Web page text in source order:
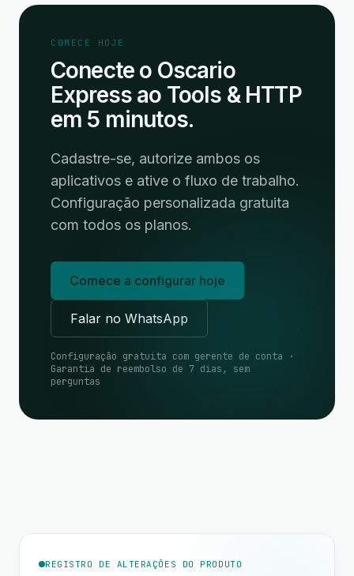
COMECE HOJE
Conecte o Oscario
Express ao Tools & HTTP
em 5 minutos.
Cadastre-se, autorize ambos os
aplicativos e ative o fluxo de trabalho.
Configuração personalizada gratuita
com todos os planos.
Comece a configurar hoje
Falar no WhatsApp
Configuração gratuita com gerente de conta ·
Garantia de reembolso de 7 dias, sem
perguntas
REGISTRO DE ALTERAÇÕES DO PRODUTO